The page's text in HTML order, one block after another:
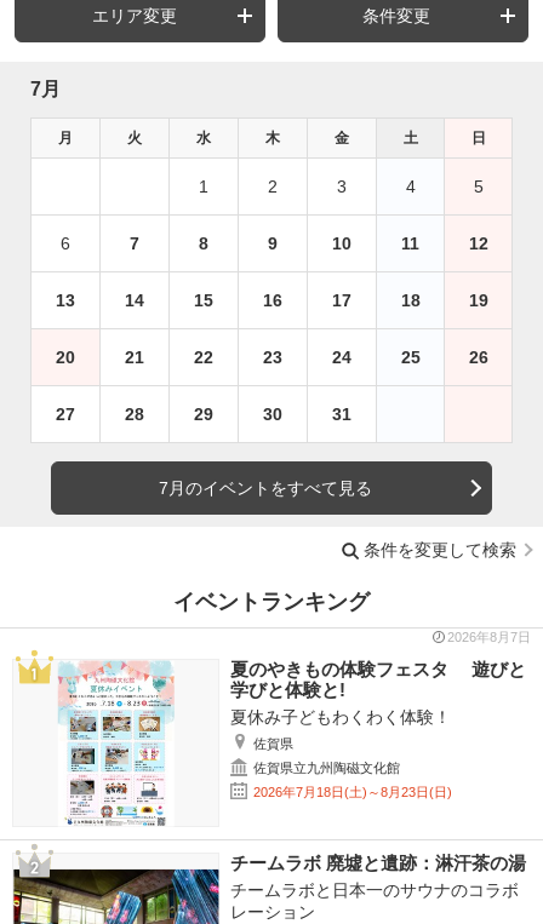
エリア変更 条件変更
7月
月 火 水 木 金 土 日
1 2 3 4 5
6 7 8 9 10 11 12
13 14 15 16 17 18 19
20 21 22 23 24 25 26
27 28 29 30 31
7月のイベントをすべて見る
条件を変更して検索
イベントランキング
2026年8月7日
夏のやきもの体験フェスタ 遊びと
学びと体験と!
夏休み子どもわくわく体験！
佐賀県
佐賀県立九州陶磁文化館
2026年7月18日(土)～8月23日(日)
チームラボ 廃墟と遺跡：淋汗茶の湯
チームラボと日本一のサウナのコラボ
レーション